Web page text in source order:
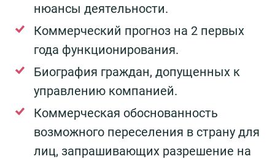
нюансы деятельности.
Коммерческий прогноз на 2 первых
года функционирования.
Биография граждан, допущенных к
управлению компанией.
Коммерческая обоснованность
возможного переселения в страну для
лиц, запрашивающих разрешение на